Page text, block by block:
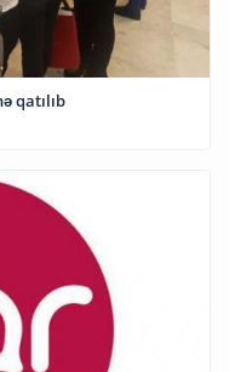
qatılıb